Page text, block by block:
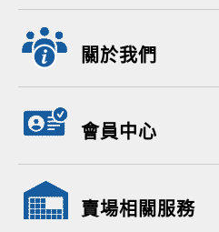
關於我們
會員中心
賣場相關服務